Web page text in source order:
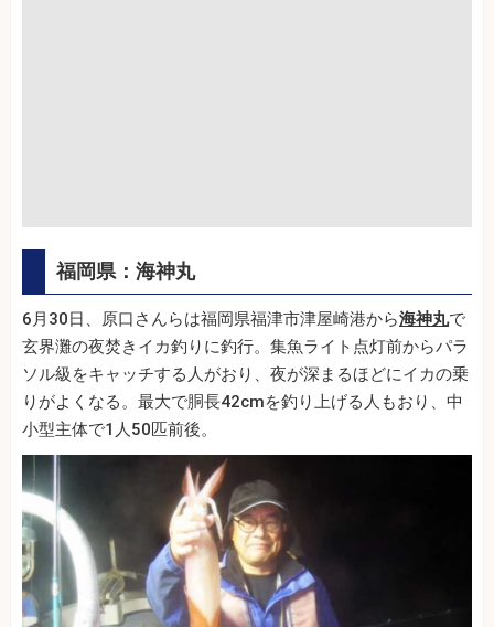
福岡県：海神丸
6月30日、原口さんらは福岡県福津市津屋崎港から海神丸で
玄界灘の夜焚きイカ釣りに釣行。集魚ライト点灯前からパラ
ソル級をキャッチする人がおり、夜が深まるほどにイカの乗
りがよくなる。最大で胴長42cmを釣り上げる人もおり、中
小型主体で1人50匹前後。